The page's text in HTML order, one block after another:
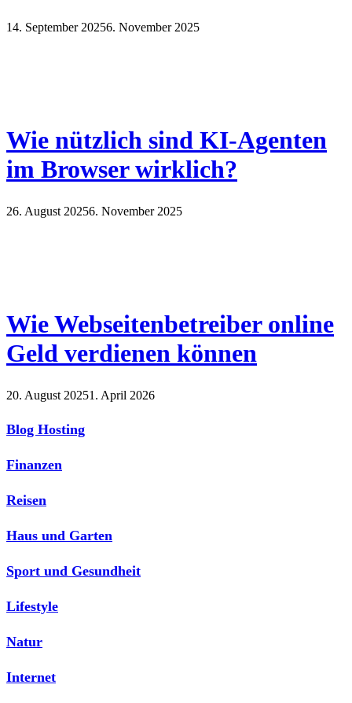
14. September 20256. November 2025
Wie nützlich sind KI-Agenten
im Browser wirklich?
26. August 20256. November 2025
Wie Webseitenbetreiber online
Geld verdienen können
20. August 20251. April 2026
Blog Hosting
Finanzen
Reisen
Haus und Garten
Sport und Gesundheit
Lifestyle
Natur
Internet